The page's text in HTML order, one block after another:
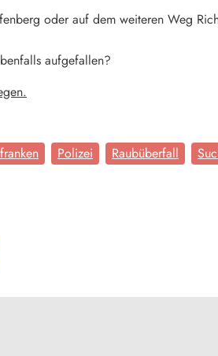
oder auf dem weiteren Weg
aufgefallen?
Polizei Raubüberfall